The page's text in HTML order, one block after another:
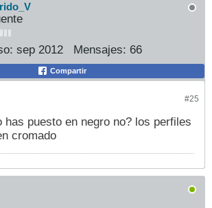
sep 2012 Mensajes: 66
Compartir
#25
has puesto en negro no? los perfiles
cromado